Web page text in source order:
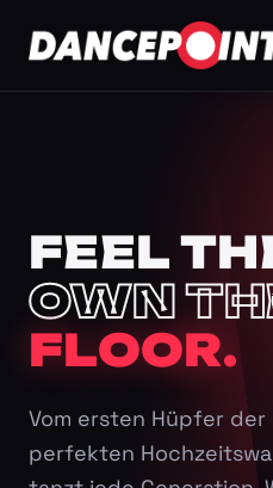
FEEL
OWN
FLOOR.
Vom ersten Hüpfer der
perfekten